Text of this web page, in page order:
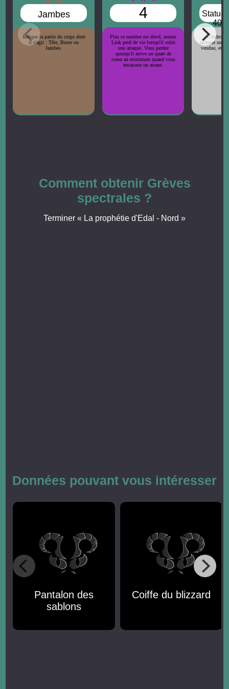
Jambes
Indique la partie du corps dont
il s'agit : Tête, Buste ou
Jambes.
4
Plus ce nombre est élevé, moins
Link perd de vie lorsqu'il subit
une attaque. Vous perdez
quoiqu'il arrive un quart de
coeur au minimum quand vous
encaissez un assaut.
Statue
400
L'endroit
racheter une
vendue, et
Comment obtenir Grèves
spectrales ?
Terminer « La prophétie d'Edal - Nord »
Données pouvant vous intéresser
Pantalon des
sablons
Coiffe du blizzard